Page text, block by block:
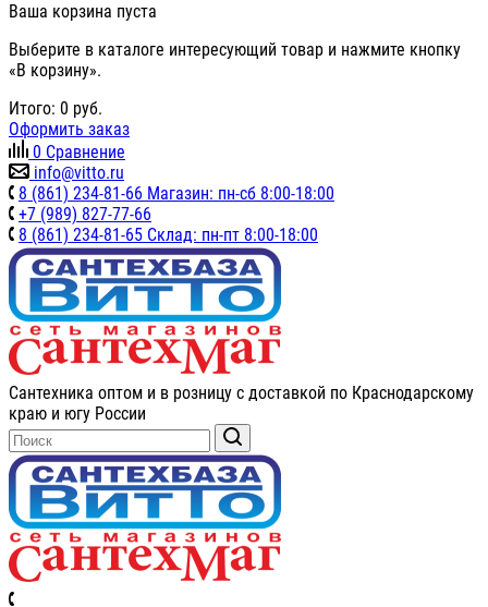
Ваша корзина пуста
Выберите в каталоге интересующий товар и нажмите кнопку
«В корзину».
Итого: 0 руб.
Оформить заказ
0 Сравнение
info@vitto.ru
8 (861) 234-81-66 Магазин: пн-сб 8:00-18:00
+7 (989) 827-77-66
8 (861) 234-81-65 Склад: пн-пт 8:00-18:00
Сантехника оптом и в розницу с доставкой по Краснодарскому
краю и югу России